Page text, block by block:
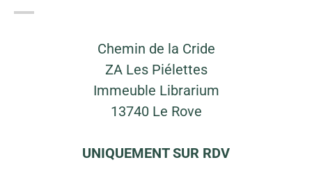
Chemin de la Cride
ZA Les Piélettes
Immeuble Librarium
13740 Le Rove
UNIQUEMENT SUR RDV